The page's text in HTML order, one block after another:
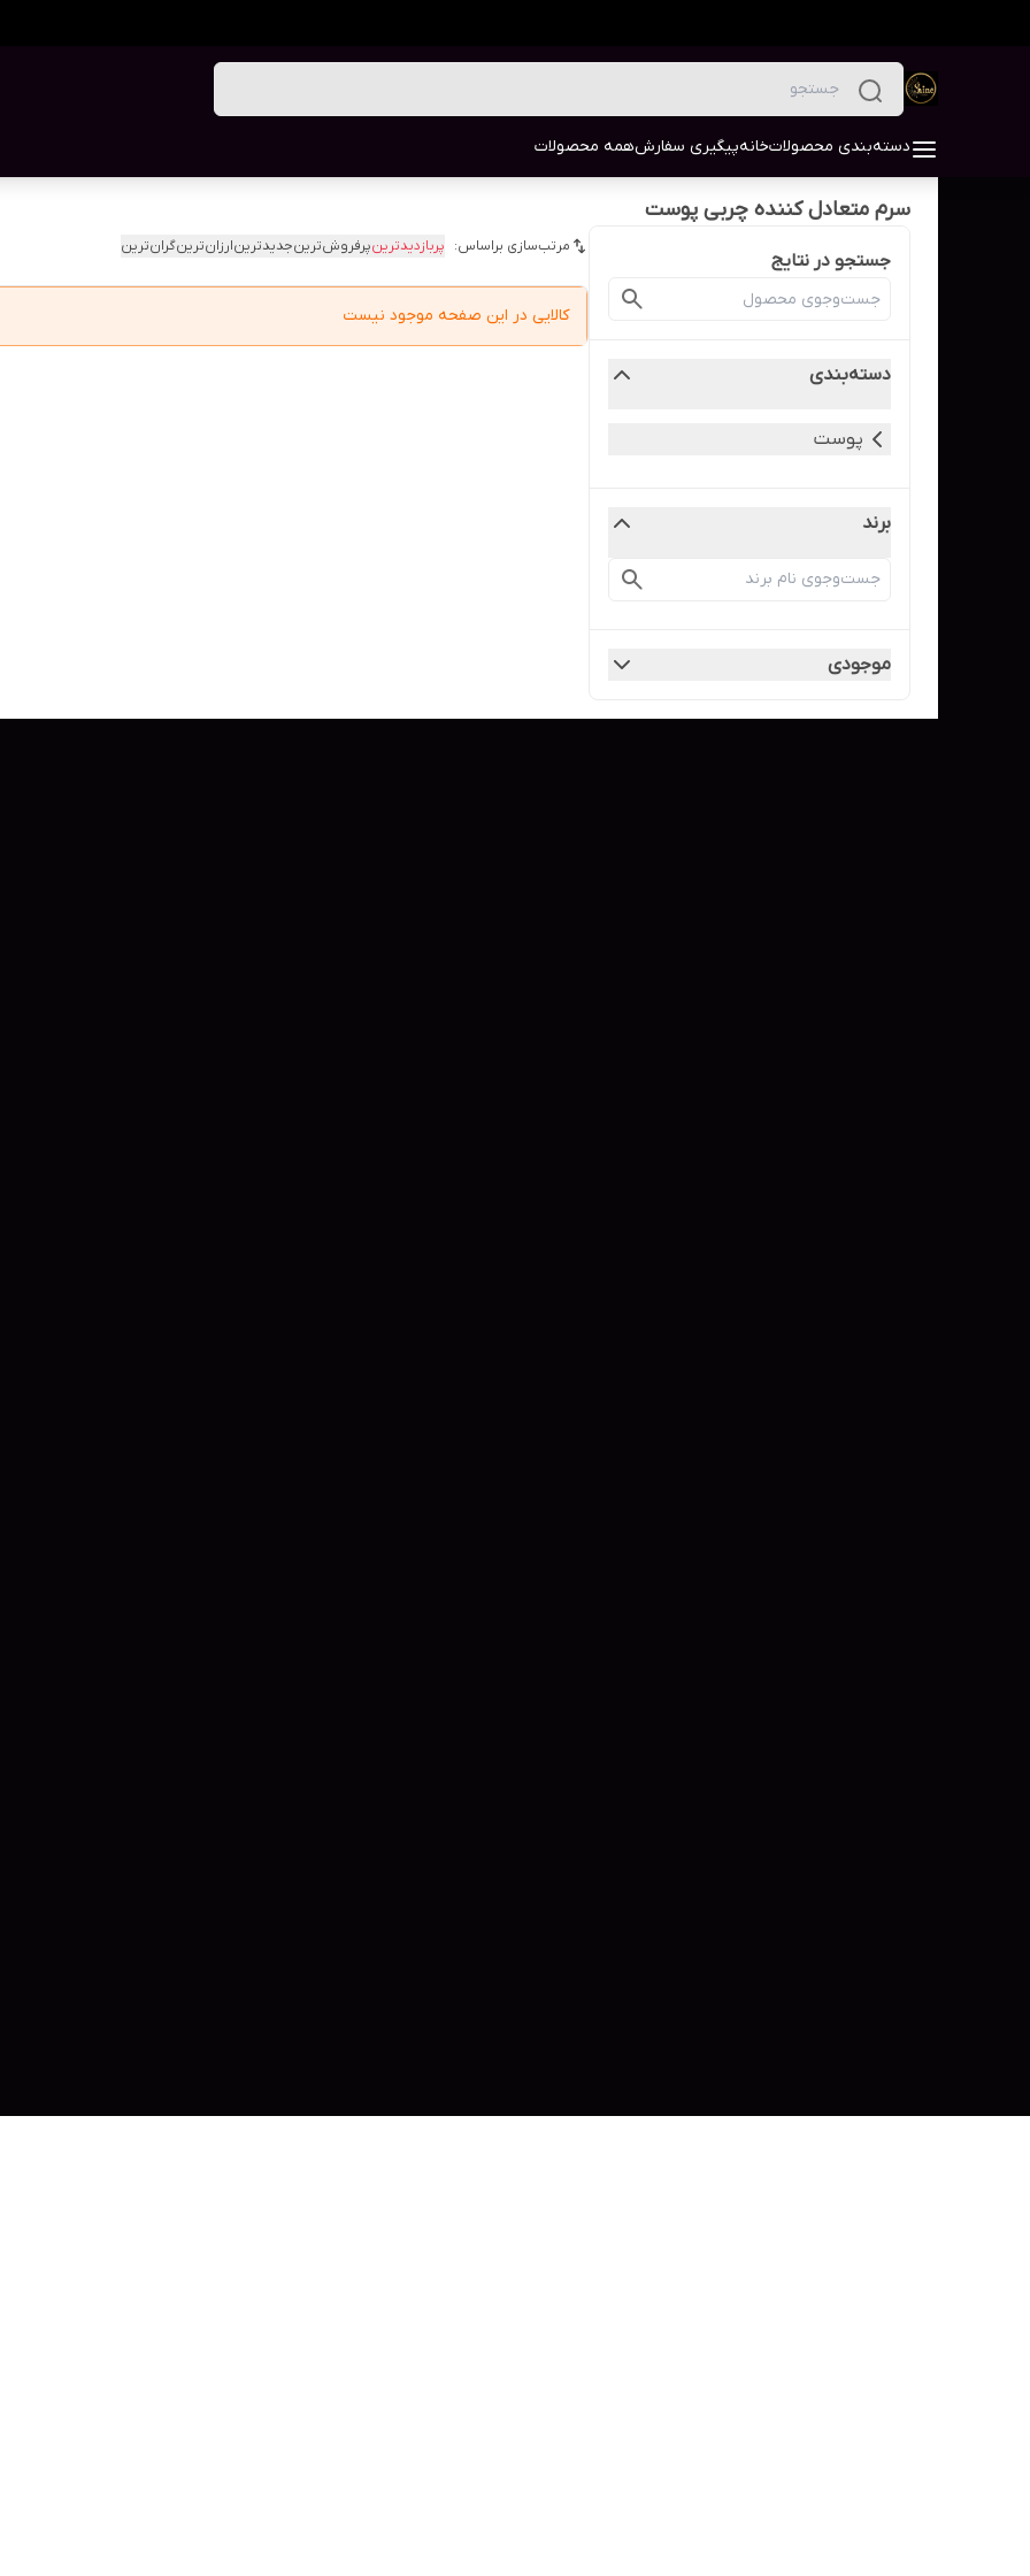
دسته‌بندی محصولاتخانهپیگیری سفارشهمه محصولات
سرم متعادل کننده چربی پوست
جستجو در نتایج
دسته‌بندی
پوست
برند
موجودی
مرتب‌سازی براساس: پربازدیدترینپرفروش‌ترینجدیدترینارزان‌ترینگران‌ترین
کالایی در این صفحه موجود نیست